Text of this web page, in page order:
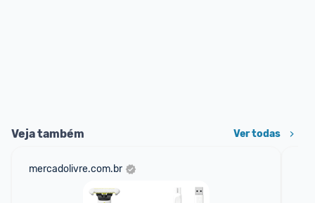
Veja também Ver todas
mercadolivre.com.br